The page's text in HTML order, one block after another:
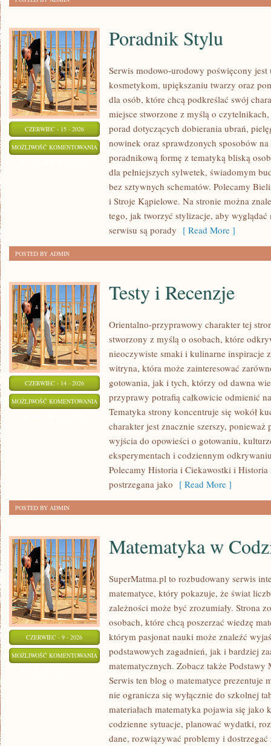
CZERWIEC - 15 - 2026
MOŻLIWOŚĆ KOMENTOWANIA PORADNIK
STYLU
Poradnik Stylu
Serwis modowo-urodowy poświęcony
kosmetykom, upiększaniu twarzy oraz
dla osób, które chcą podkreślać swój
miejsce stworzone z myślą o
porad dotyczących dobierania ubrań,
nowinek oraz sprawdzonych sposobów
poradnikową formę z tematyką bliską
dla pełniejszych sylwetek, świadomym
bez sztywnych schematów. Polecamy
i Stroje Kąpielowe. Na stronie można
tego, jak tworzyć stylizacje, aby
serwisu są porady [ Read More ]
POSTED BY ADMIN
CZERWIEC - 14 - 2026
MOŻLIWOŚĆ KOMENTOWANIA TESTY
RECENZJE
Testy i Recenzje
Orientalno-przyprawowy charakter tej
stworzony z myślą o osobach, które
nieoczywiste smaki i kulinarne inspiracje
witryna, która może zainteresować
gotowania, jak i tych, którzy od dawna
przyprawy potrafią całkowicie odmienić
Tematyka strony koncentruje się wokół
charakter jest znacznie szerszy,
wyjścia do opowieści o gotowaniu,
eksperymentach i codziennym
Polecamy Historia i Ciekawostki i
postrzegana jako [ Read More ]
POSTED BY ADMIN
CZERWIEC - 9 - 2026
MOŻLIWOŚĆ KOMENTOWANIA MATEMATYKA
CODZIENNYM
ŻYCIU
Matematyka w
SuperMatma.pl to rozbudowany serwis
matematyce, który pokazuje, że świat
zależności może być zrozumiały. Strona
osobach, które chcą poszerzać wiedzę
którym pasjonat nauki może znaleźć
podstawowych zagadnień, jak i bardziej
matematycznych. Zobacz także
Serwis ten blog o matematyce prezentuje
nie ogranicza się wyłącznie do szkolnej
materiałach matematyka pojawia się
codzienne sytuacje, planować wydatki,
dane, rozwiązywać problemy i dostrzegać